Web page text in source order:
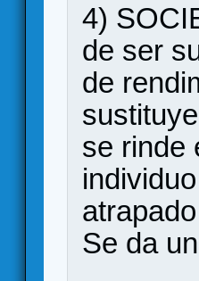
4)
de ser
de
se rinde
Se da